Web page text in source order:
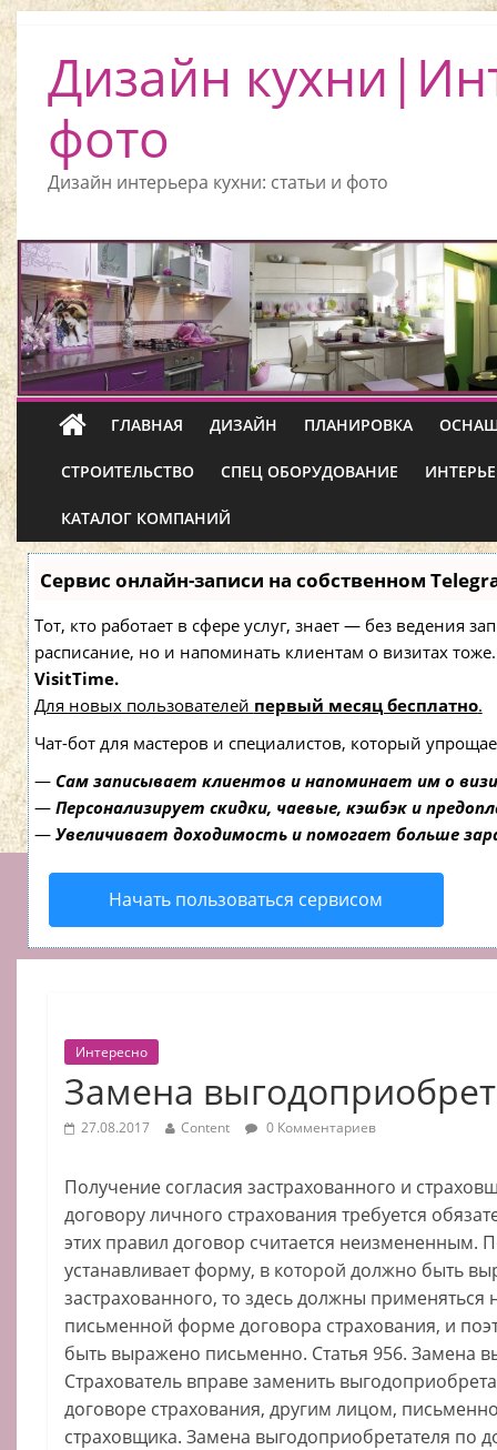
Дизайн
фото
Дизайн интерьера кухни: статьи и фото
ГЛАВНАЯ ДИЗАЙН ПЛАНИРОВКА
СТРОИТЕЛЬСТВО СПЕЦ ОБОРУДОВАНИЕ
КАТАЛОГ КОМПАНИЙ
Сервис онлайн-записи на собственном
Тот, кто работает в сфере услуг, знает — без ведения
расписание, но и напоминать клиентам о визитах
VisitTime.
Для новых пользователей первый месяц бесплатно.
Чат-бот для мастеров и специалистов, который
— Сам записывает клиентов и напоминает им о
— Персонализирует скидки, чаевые, кэшбэк и
— Увеличивает доходимость и помогает больше
Начать пользоваться сервисом
Интересно
Замена
27.08.2017 Content 0 Комментариев
Получение согласия застрахованного и
договору личного страхования требуется
этих правил договор считается неизмененным.
устанавливает форму, в которой должно быть
застрахованного, то здесь должны применяться
письменной форме договора страхования, и
быть выражено письменно. Статья 956. Замена
Страхователь вправе заменить
договоре страхования, другим лицом,
страховщика. Замена выгодоприобретателя по